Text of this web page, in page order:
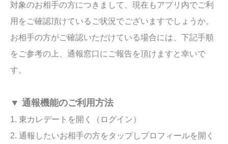
対象のお相手の方につきまして、現在もアプリ内でご利
用をご確認頂けているご状況でございますでしょうか。
お相手の方がご確認いただけている場合には、下記手順
をご参考の上、通報窓口にご報告を頂けますと幸いで
す。
▼ 通報機能のご利用方法
1. 東カレデートを開く（ログイン）
2. 通報したいお相手の方をタップしプロフィールを開く